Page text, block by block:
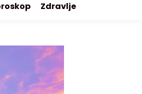
Zdravlje